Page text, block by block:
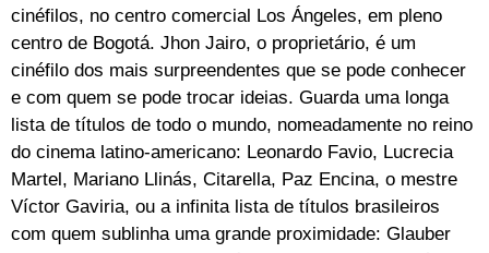
cinéfilos, no centro comercial Los Ángeles, em pleno
centro de Bogotá. Jhon Jairo, o proprietário, é um
cinéfilo dos mais surpreendentes que se pode conhecer
e com quem se pode trocar ideias. Guarda uma longa
lista de títulos de todo o mundo, nomeadamente no reino
do cinema latino-americano: Leonardo Favio, Lucrecia
Martel, Mariano Llinás, Citarella, Paz Encina, o mestre
Víctor Gaviria, ou a infinita lista de títulos brasileiros
com quem sublinha uma grande proximidade: Glauber